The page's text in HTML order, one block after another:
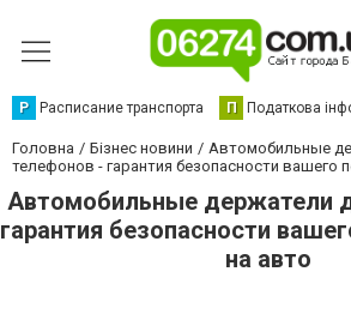
Р Расписание транспорта П Податкова
Головна Бізнес новини
Автомобильные
телефонов - гарантия безопасности вашего
Автомобильные держатели
гарантия безопасности
на авто